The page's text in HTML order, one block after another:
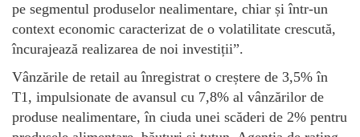
pe segmentul produselor nealimentare, chiar și într-un
context economic caracterizat de o volatilitate crescută,
încurajează realizarea de noi investiții”.
Vânzările de retail au înregistrat o creștere de 3,5% în
T1, impulsionate de avansul cu 7,8% al vânzărilor de
produse nealimentare, în ciuda unei scăderi de 2% pentru